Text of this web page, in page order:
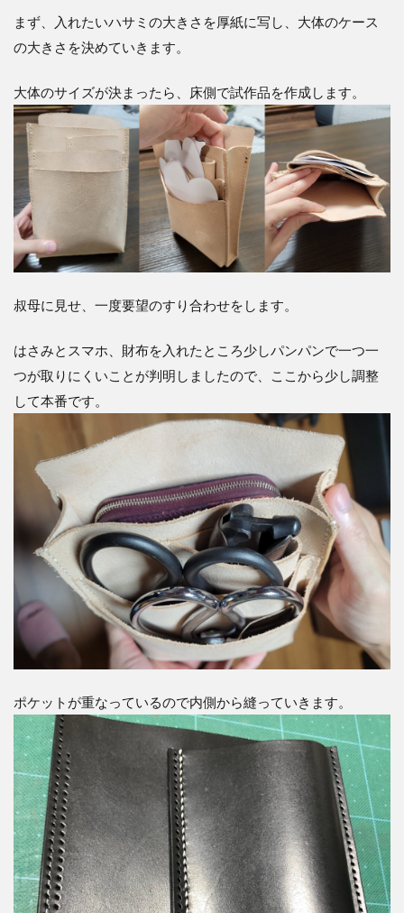
まず、入れたいハサミの大きさを厚紙に写し、大体のケース
の大きさを決めていきます。
大体のサイズが決まったら、床側で試作品を作成します。
叔母に見せ、一度要望のすり合わせをします。
はさみとスマホ、財布を入れたところ少しパンパンで一つ一
つが取りにくいことが判明しましたので、ここから少し調整
して本番です。
ポケットが重なっているので内側から縫っていきます。